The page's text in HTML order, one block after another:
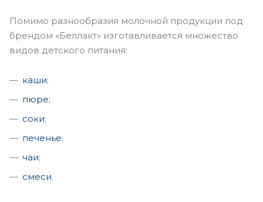
Помимо разнообразия молочной продукции под
брендом «Беллакт» изготавливается множество
видов детского питания:
каши;
пюре;
соки;
печенье;
чаи;
смеси.